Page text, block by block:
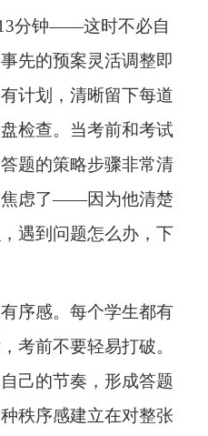
分钟——这时不必自
先的预案灵活调整即
计划，清晰留下每道
检查。当考前和考试
题的策略步骤非常清
焦虑了——因为他清楚
遇到问题怎么办，下
序感。每个学生都有
考前不要轻易打破。
己的节奏，形成答题
秩序感建立在对整张